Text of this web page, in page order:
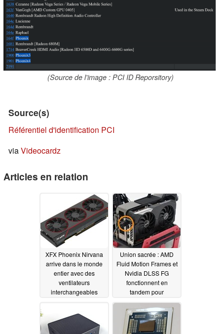
(Source de l'image : PCI ID Reporsitory)
Source(s)
Référentiel d'identification PCI
viaVideocardz
Articles en relation
XFX Phoenix Nirvana
arrive dans le monde
entier avec des
ventilateurs
interchangeables
Union sacrée : AMD
Fluid Motion Frames et
Nvidia DLSS FG
fonctionnent en
tandem pour
augmenter jusqu'à 3
fois le nombre
d'images par seconde
dans certains jeux